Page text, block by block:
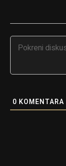
0 KOMENTARA